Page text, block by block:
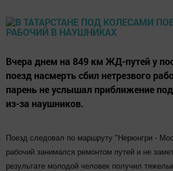
Вчера днем на 849 км ЖД-путей у
поезд насмерть сбил нетрезвого
парень не услышал приближение
из-за наушников.
Поезд следовал по маршруту "Нерюнгри -
рабочий занимался ремонтом путей и не
результате молодой человек получил